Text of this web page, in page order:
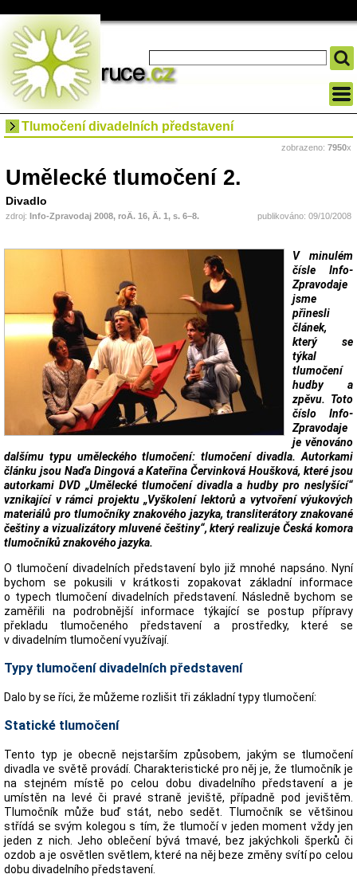
Tlumočení divadelních představení
zobrazeno: 7950x
Umělecké tlumočení 2.
Divadlo
zdroj: Info-Zpravodaj 2008, roÄ. 16, Ä. 1, s. 6–8. publikováno: 09/10/2008
V minulém
čísle Info-
Zpravodaje
jsme
přinesli
článek,
který se
týkal
tlumočení
hudby a
zpěvu. Toto
číslo Info-
Zpravodaje
je věnováno
dalšímu typu uměleckého tlumočení: tlumočení divadla. Autorkami
článku jsou Naďa Dingová a Kateřina Červinková Houšková, které jsou
autorkami DVD „Umělecké tlumočení divadla a hudby pro neslyšící“
vznikající v rámci projektu „Vyškolení lektorů a vytvoření výukových
materiálů pro tlumočníky znakového jazyka, transliterátory znakované
češtiny a vizualizátory mluvené češtiny“, který realizuje Česká komora
tlumočníků znakového jazyka.
O tlumočení divadelních představení bylo již mnohé napsáno. Nyní
bychom se pokusili v krátkosti zopakovat základní informace
o typech tlumočení divadelních představení. Následně bychom se
zaměřili na podrobnější informace týkající se postup přípravy
překladu tlumočeného představení a prostředky, které se
v divadelním tlumočení využívají.
Typy tlumočení divadelních představení
Dalo by se říci, že můžeme rozlišit tři základní typy tlumočení:
Statické tlumočení
Tento typ je obecně nejstarším způsobem, jakým se tlumočení
divadla ve světě provádí. Charakteristické pro něj je, že tlumočník je
na stejném místě po celou dobu divadelního představení a je
umístěn na levé či pravé straně jeviště, případně pod jevištěm.
Tlumočník může buď stát, nebo sedět. Tlumočník se většinou
střídá se svým kolegou s tím, že tlumočí v jeden moment vždy jen
jeden z nich. Jeho oblečení bývá tmavé, bez jakýchkoli šperků či
ozdob a je osvětlen světlem, které na něj beze změny svítí po celou
dobu divadelního představení.